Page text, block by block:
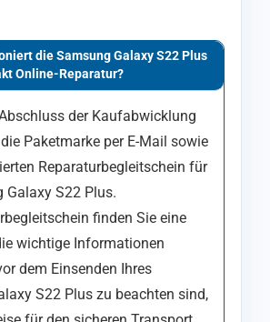
die Samsung Galaxy S22 Plus
Online-Reparatur?
der Kaufabwicklung
Paketmarke per E-Mail sowie
Reparaturbegleitschein für
Galaxy S22 Plus.
finden Sie eine
wichtige Informationen
dem Einsenden Ihres
S22 Plus zu beachten sind,